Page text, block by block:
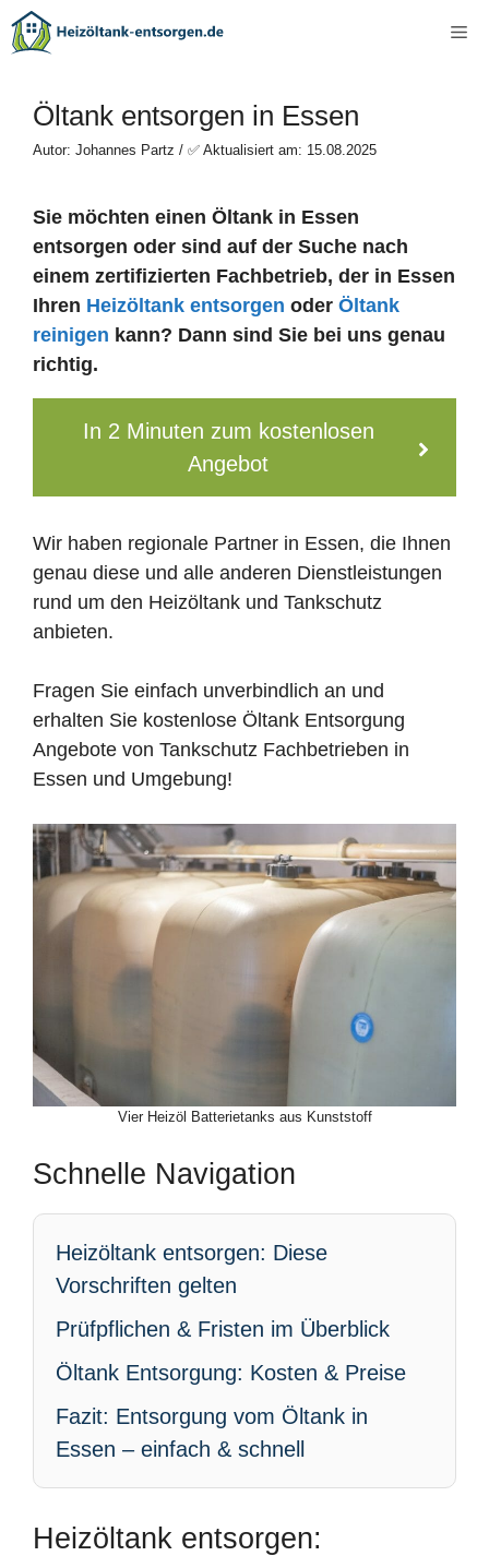
Zum
Inhalt
Öltank entsorgen in Essen
Autor: Johannes Partz / ✅ Aktualisiert am: 15.08.2025
Sie möchten einen Öltank in Essen
entsorgen oder sind auf der Suche nach
einem zertifizierten Fachbetrieb, der in Essen
Ihren Heizöltank entsorgen oder Öltank
reinigen kann? Dann sind Sie bei uns genau
richtig.
In 2 Minuten zum kostenlosen
Angebot
Wir haben regionale Partner in Essen, die Ihnen
genau diese und alle anderen Dienstleistungen
rund um den Heizöltank und Tankschutz
anbieten.
Fragen Sie einfach unverbindlich an und
erhalten Sie kostenlose Öltank Entsorgung
Angebote von Tankschutz Fachbetrieben in
Essen und Umgebung!
Vier Heizöl Batterietanks aus Kunststoff
Schnelle Navigation
Heizöltank entsorgen: Diese
Vorschriften gelten
Prüfpflichen & Fristen im Überblick
Öltank Entsorgung: Kosten & Preise
Fazit: Entsorgung vom Öltank in
Essen – einfach & schnell
Heizöltank entsorgen: